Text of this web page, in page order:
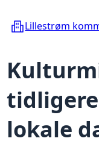
Lillestrøm
lokale